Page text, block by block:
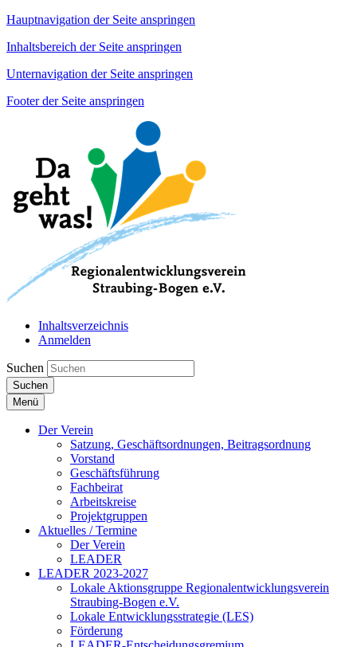
Hauptnavigation der Seite anspringen
Inhaltsbereich der Seite anspringen
Unternavigation der Seite anspringen
Footer der Seite anspringen
Inhaltsverzeichnis
Anmelden
Suchen
Suchen
Menü
Der Verein
Satzung, Geschäftsordnungen, Beitragsordnung
Vorstand
Geschäftsführung
Fachbeirat
Arbeitskreise
Projektgruppen
Aktuelles / Termine
Der Verein
LEADER
LEADER 2023-2027
Lokale Aktionsgruppe Regionalentwicklungsverein
Straubing-Bogen e.V.
Lokale Entwicklungsstrategie (LES)
Förderung